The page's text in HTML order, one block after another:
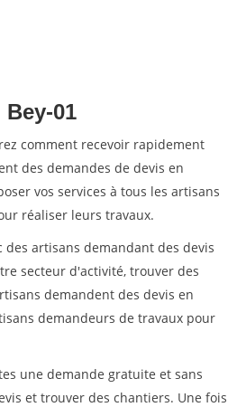
01
comment recevoir rapidement
des demandes de devis en
vos services à tous les artisans
réaliser leurs travaux.
artisans demandant des devis
secteur d'activité, trouver des
demandent des devis en
demandeurs de travaux pour
une demande gratuite et sans
et trouver des chantiers. Une fois